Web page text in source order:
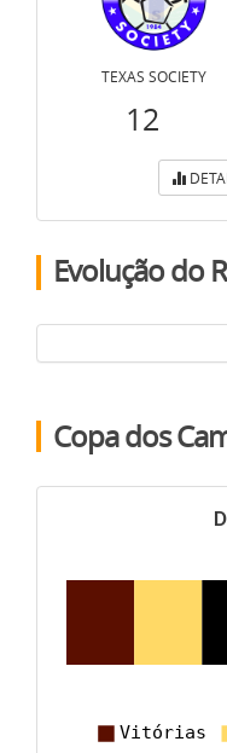
TEXAS SOCIETY
12
Evolução do
Copa dos